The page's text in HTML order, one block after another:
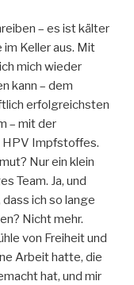
– es ist kälter
Keller aus. Mit
mich wieder
kann – dem
erfolgreichsten
– mit der
HPV Impfstoffes.
Nur ein klein
Team. Ja, und
ich so lange
Nicht mehr.
von Freiheit und
Arbeit hatte, die
hat, und mir